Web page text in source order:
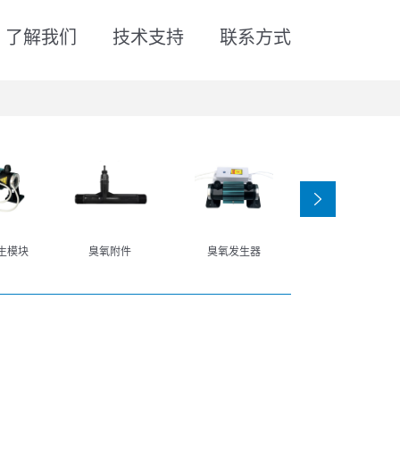
了解我们 技术支持 联系方式
模块 臭氧附件 臭氧发生器